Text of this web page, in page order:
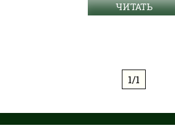
ЧИТАТЬ
1/1